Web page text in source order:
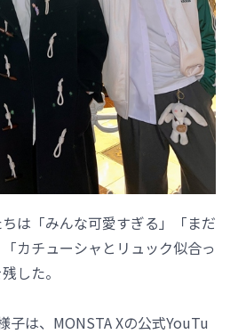
は「みんな可愛すぎる」「まだ
カチューシャとリュック似合っ
した。
子は、MONSTA Xの公式YouTu